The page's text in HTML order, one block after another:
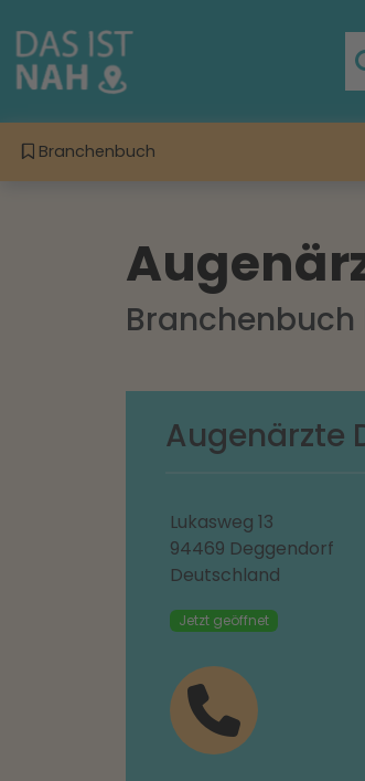
Branchenbuch
Augenärzte
Lukasweg 13
94469 Deggendorf
Deutschland
Jetzt geöffnet